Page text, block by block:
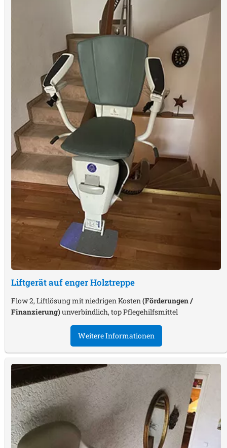
Liftgerät auf enger Holztreppe
Flow 2, Liftlösung mit niedrigen Kosten (Förderungen /
Finanzierung)unverbindlich, top Pflegehilfsmittel
Weitere Informationen